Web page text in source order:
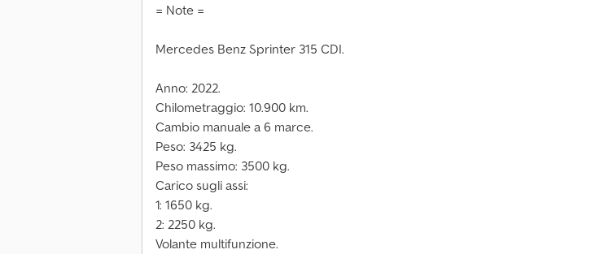
= Note =
Mercedes Benz Sprinter 315 CDI.
Anno: 2022.
Chilometraggio: 10.900 km.
Cambio manuale a 6 marce.
Peso: 3425 kg.
Peso massimo: 3500 kg.
Carico sugli assi:
1: 1650 kg.
2: 2250 kg.
Volante multifunzione.